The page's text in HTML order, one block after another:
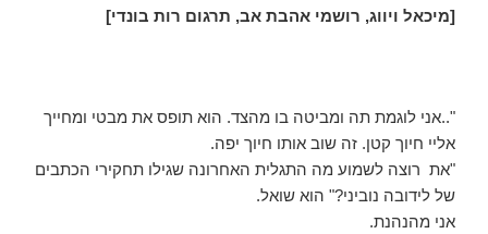
[מיכאל ויווג, רושמי אהבת אב, תרגום רות בונדי]
"..אני לוגמת תה ומביטה בו מהצד. הוא תופס את מבטי ומחייך
אליי חיוך קטן. זה שוב אותו חיוך יפה.
"את רוצה לשמוע מה התגלית האחרונה שגילו תחקירי הכתבים
של לידובה נוביני?" הוא שואל.
אני מהנהנת.